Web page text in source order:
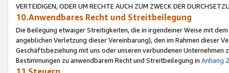
VERTEIDIGEN, ODER UM RECHTE AUCH ZUM ZWECK DER
10.Anwendbares Recht und Streitbeilegung
Die Beilegung etwaiger Streitigkeiten, die in irgendeiner Weise mit
angeblichen Verletzung dieser Vereinbarung), den im Rahmen dieser
Geschäftsbeziehung mit uns oder unseren verbundenen
Bestimmungen zu anwendbarem Recht und Streitbeilegung in Anhang 2